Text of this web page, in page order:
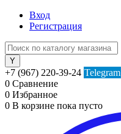
Вход
Регистрация
+7 (967) 220-39-24 Telegram
0 Сравнение
0 Избранное
0 В корзине пока пусто